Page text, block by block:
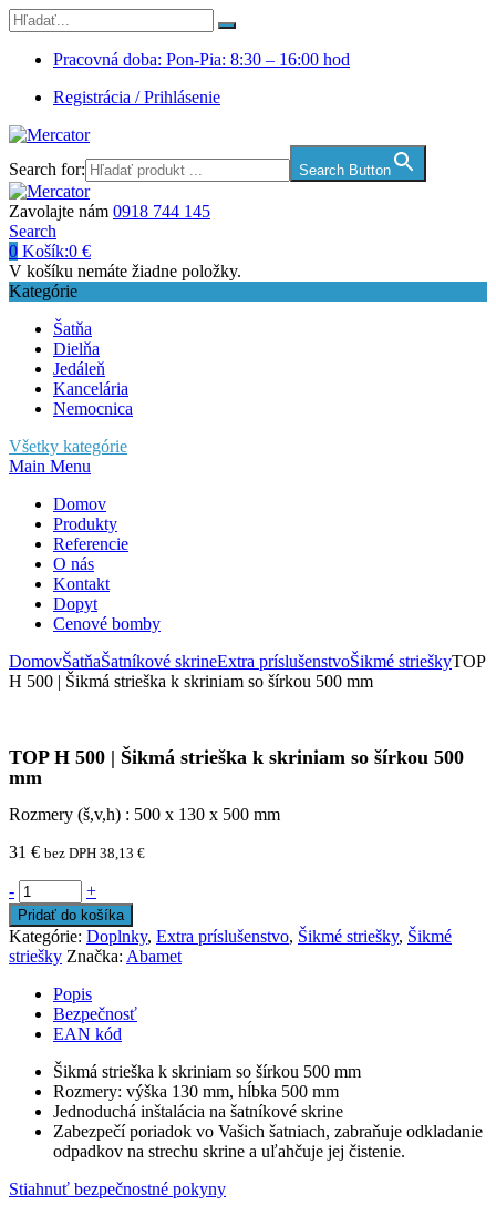
Pracovná doba: Pon-Pia: 8:30 – 16:00 hod
Registrácia / Prihlásenie
Search for: Search Button
Zavolajte nám 0918 744 145
Search
0 Košík:0 €
V košíku nemáte žiadne položky.
Kategórie
Šatňa
Dielňa
Jedáleň
Kancelária
Nemocnica
Všetky kategórie
Main Menu
Domov
Produkty
Referencie
O nás
Kontakt
Dopyt
Cenové bomby
DomovŠatňaŠatníkové skrineExtra príslušenstvoŠikmé strieškyTOP
H 500 | Šikmá strieška k skriniam so šírkou 500 mm
TOP H 500 | Šikmá strieška k skriniam so šírkou 500
mm
Rozmery (š,v,h) : 500 x 130 x 500 mm
31 € bez DPH 38,13 €
- +
Pridať do košíka
Kategórie: Doplnky, Extra príslušenstvo, Šikmé striešky, Šikmé
striešky Značka: Abamet
Popis
Bezpečnosť
EAN kód
Šikmá strieška k skriniam so šírkou 500 mm
Rozmery: výška 130 mm, hĺbka 500 mm
Jednoduchá inštalácia na šatníkové skrine
Zabezpečí poriadok vo Vašich šatniach, zabraňuje odkladanie
odpadkov na strechu skrine a uľahčuje jej čistenie.
Stiahnuť bezpečnostné pokyny